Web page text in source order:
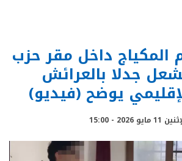
المكياج داخل مقر حزب
جدلا بالعرائش
يوضح (فيديو)
11 مايو 2026 - 15:00